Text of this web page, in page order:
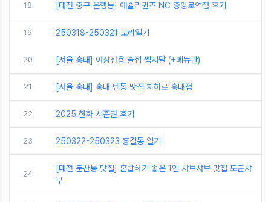
18 [대전 중구 은행동] 애슐리퀸즈 NC 중앙로역점 후기
19 250318-250321 보리일기
20 [서울 홍대] 여성전용 술집 쨈지달 (+메뉴판)
21 [서울 홍대] 홍대 텐동 맛집 치히로 홍대점
22 2025 한화 시즌권 후기
23 250322-250323 홍길동 일기
24
[대전 둔산동 맛집] 혼밥하기 좋은 1인 샤브샤브 맛집 도군샤
부